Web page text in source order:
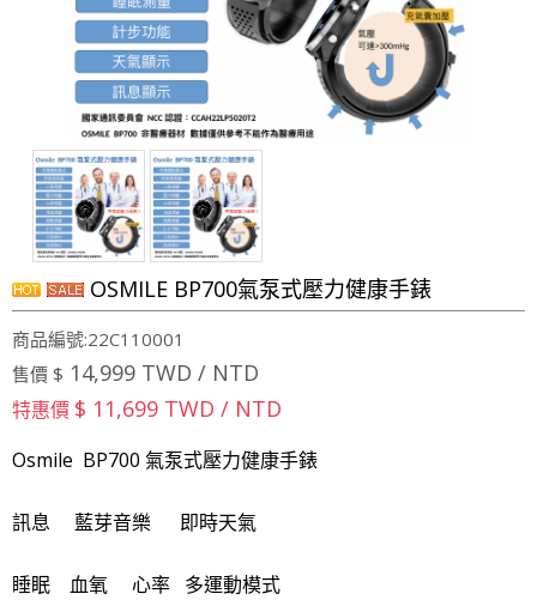
OSMILE BP700氣泵式壓力健康手錶
商品編號:22C110001
售價 $ 14,999 TWD / NTD
特惠價 $ 11,699 TWD / NTD
Osmile BP700 氣泵式壓力健康手錶
訊息 藍芽音樂 即時天氣
睡眠 血氧 心率 多運動模式